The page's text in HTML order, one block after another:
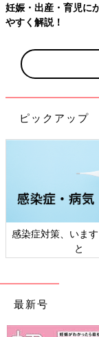
妊娠・出産・育児に
やすく解説！
ピックアップ
感染症対策、いま
と
最新号